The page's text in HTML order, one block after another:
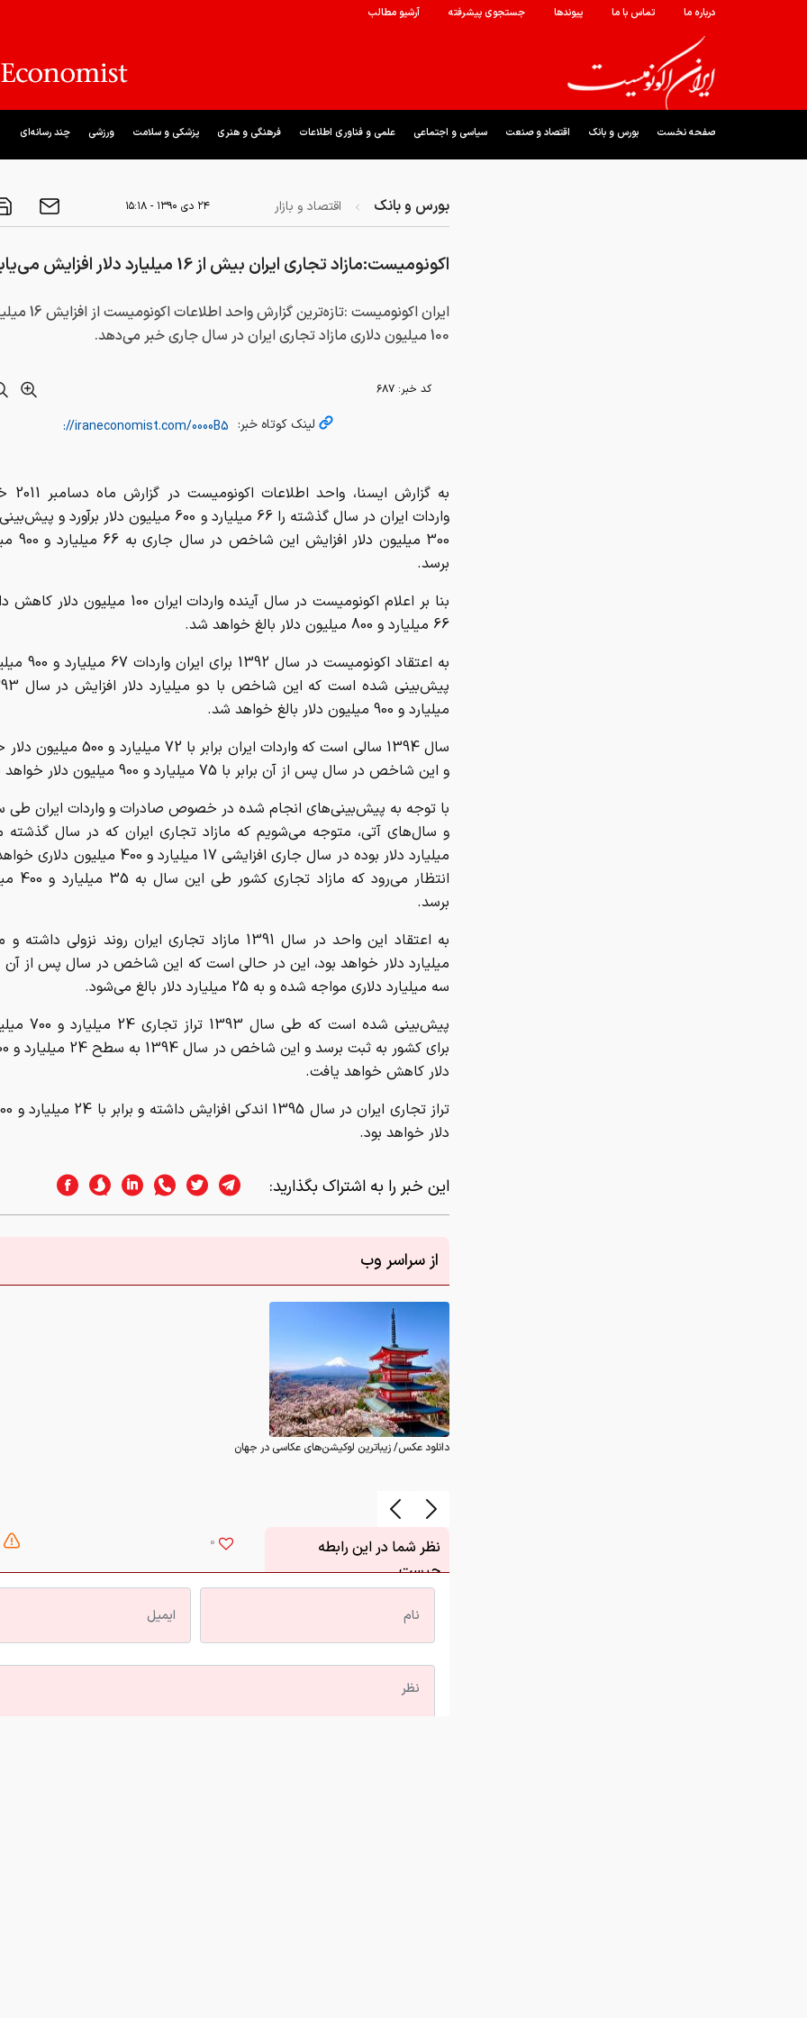
درباره ما تماس با ما پیوندها جستجوی پیشرفته آرشیو مطالب
صفحه نخست بورس و بانک اقتصاد و صنعت سیاسی و اجتماعی علمی و فناوری اطلاعات فرهنگی و هنری پزشکی و سلامت ورزشی چند رسانه‌ای
بورس و بانک اقتصاد و بازار ۲۴ دی ۱۳۹۰ - ۱۵:۱۸
اکونوميست:مازاد تجاري ايران بيش از 16 ميليارد دلار افزايش مي‌يابد
ايران اكونوميست :تازه‌ترين گزارش
100 ميليون دلاري مازاد تجاري ايران در سال جاري خبر مي‌دهد.
کد خبر: ۶۸۷
لینک کوتاه خبر:
به
واردات ايران در سال گذشته را 66 ميليارد و 600 ميليون دلار
300
برسد.
بنا بر اعلام اكونوميست در سال آينده واردات ايران 100
66 ميليارد و 800 ميليون دلار بالغ خواهد شد.
به اعتقاد
ميليارد و 900 ميليون دلار بالغ خواهد شد.
سال 1394 سالي است که واردات ايران برابر با
و اين شاخص در سال پس از آن برابر با 75 ميليارد و 900 ميليون دلار خواهد بود.
با توجه به پيش‌بيني‌هاي انجام شده در خصوص صادرات و واردات ايران طي
ميليارد دلار بوده در سال جاري افزايشي 17 ميليارد و
انتظار
برسد.
ميليارد دلار خواهد بود، اين در حالي است که اين شاخص در سال پس از آن
سه ميليارد دلاري مواجه شده و به 25 ميليارد دلار بالغ مي‌شود.
پيش‌بيني شده است
دلار کاهش خواهد يافت.
دلار خواهد بود.
این خبر را به اشتراک بگذارید:
از سراسر وب
دانلود عکس/ زیباترین لوکیشن‌های عکاسی در جهان
0
نظر شما در این رابطه
چیست